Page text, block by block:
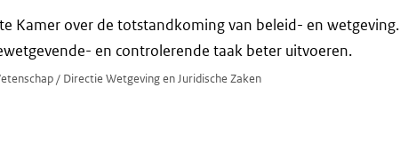
Kamer over de totstandkoming van beleid- en wetgeving.
en controlerende taak beter uitvoeren.
/ Directie Wetgeving en Juridische Zaken